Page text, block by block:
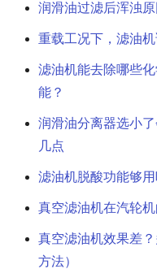
润滑油过滤后浑浊
重载工况下，滤油
滤油机能去除哪些
能？
润滑油分离器选小
几点
滤油机脱酸功能够
真空滤油机在汽轮
真空滤油机效果差
方法）